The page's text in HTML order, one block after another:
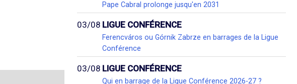
Pape Cabral prolonge jusqu'en 2031
03/08 LIGUE CONFÉRENCE
Ferencváros ou Górnik Zabrze en barrages de la Ligue
Conférence
03/08 LIGUE CONFÉRENCE
Qui en barrage de la Ligue Conférence 2026-27 ?